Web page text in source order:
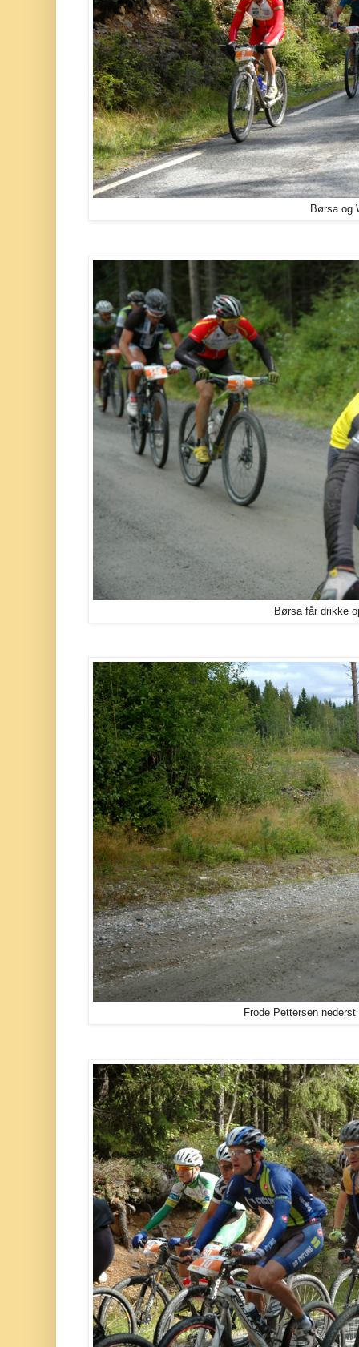
Børsa og
Børsa får drikke
Frode Pettersen